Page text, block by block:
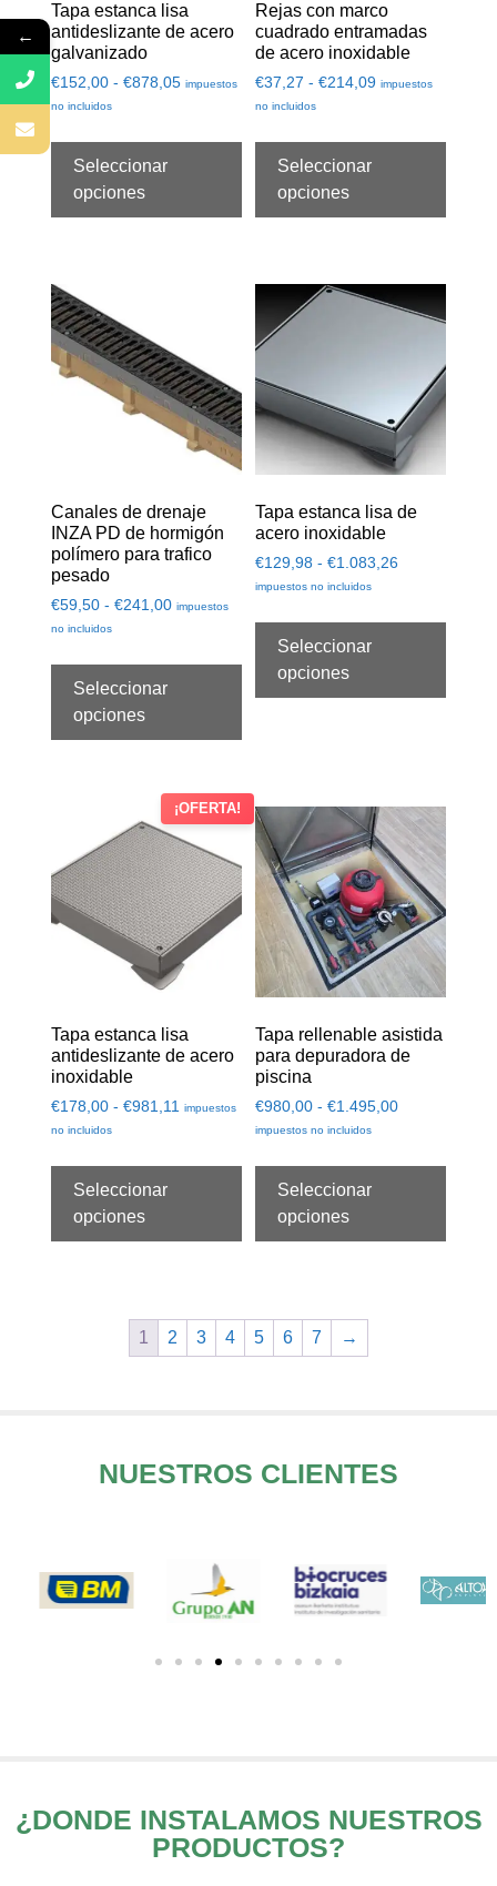
Tapa estanca lisa
antideslizante de acero
galvanizado
€152,00 - €878,05 impuestos
no incluidos
Seleccionar
opciones
Rejas con marco
cuadrado entramadas
de acero inoxidable
€37,27 - €214,09 impuestos
no incluidos
Seleccionar
opciones
Canales de drenaje
INZA PD de hormigón
polímero para trafico
pesado
€59,50 - €241,00 impuestos
no incluidos
Seleccionar
opciones
Tapa estanca lisa de
acero inoxidable
€129,98 - €1.083,26
impuestos no incluidos
Seleccionar
opciones
¡OFERTA!
Tapa estanca lisa
antideslizante de acero
inoxidable
€178,00 - €981,11
impuestos
no incluidos
Seleccionar
opciones
Tapa rellenable asistida
para depuradora de
piscina
€980,00 - €1.495,00
impuestos no incluidos
Seleccionar
opciones
1 2 3 4 5 6 7 →
NUESTROS CLIENTES
¿DONDE INSTALAMOS NUESTROS
PRODUCTOS?
←